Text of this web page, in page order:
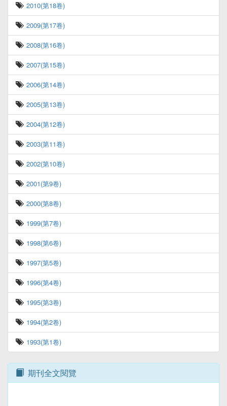
2010(第18卷)
2009(第17卷)
2008(第16卷)
2007(第15卷)
2006(第14卷)
2005(第13卷)
2004(第12卷)
2003(第11卷)
2002(第10卷)
2001(第9卷)
2000(第8卷)
1999(第7卷)
1998(第6卷)
1997(第5卷)
1996(第4卷)
1995(第3卷)
1994(第2卷)
1993(第1卷)
期刊全文閱覽